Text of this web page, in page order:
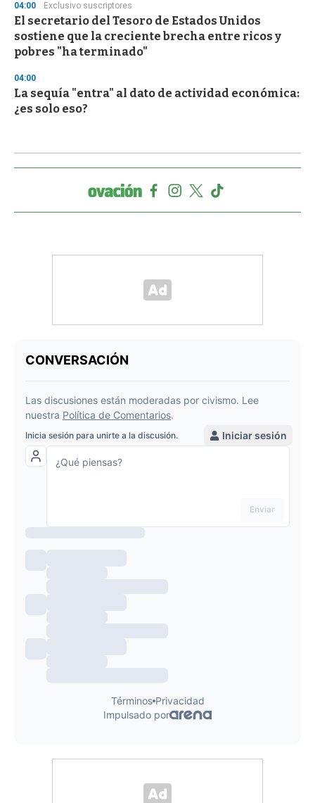
04:00 Exclusivo suscriptores
El secretario del Tesoro de Estados Unidos
sostiene que la creciente brecha entre ricos y
pobres "ha terminado"
04:00
La sequía "entra" al dato de actividad económica:
¿es solo eso?